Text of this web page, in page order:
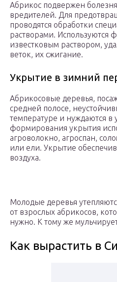
Абрикос подвержен
вредителей. Для
проводятся обработки
растворами. Используются
известковым раствором,
веток, их сжигание.
Укрытие в зимний
Абрикосовые деревья,
средней полосе,
температуре и нуждаются в
формирования укрытия
агроволокно, агроспан,
или ели. Укрытие
воздуха.
Молодые деревья
от взрослых абрикосов,
нужно. К тому же
Как вырастить в